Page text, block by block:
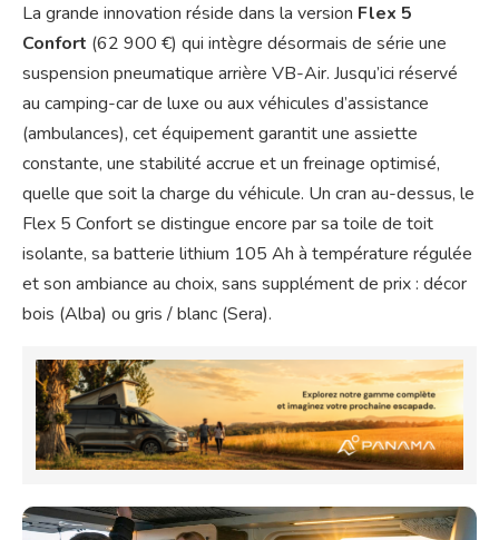
La grande innovation réside dans la version Flex 5
Confort (62 900 €) qui intègre désormais de série une
suspension pneumatique arrière VB-Air. Jusqu’ici réservé
au camping-car de luxe ou aux véhicules d’assistance
(ambulances), cet équipement garantit une assiette
constante, une stabilité accrue et un freinage optimisé,
quelle que soit la charge du véhicule. Un cran au-dessus, le
Flex 5 Confort se distingue encore par sa toile de toit
isolante, sa batterie lithium 105 Ah à température régulée
et son ambiance au choix, sans supplément de prix : décor
bois (Alba) ou gris / blanc (Sera).